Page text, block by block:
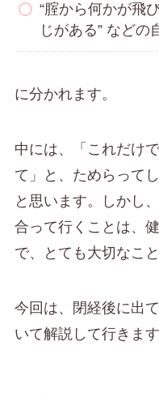
“腟から何かが飛
じがある” などの
に分かれます。
中には、「これだけ
て」と、ためらって
と思います。しかし
合って行くことは、
で、とても大切なこと
今回は、閉経後に出
いて解説して行きます